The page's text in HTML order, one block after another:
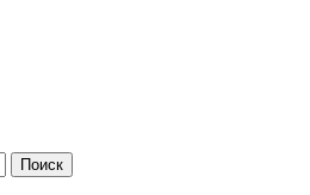
Поиск